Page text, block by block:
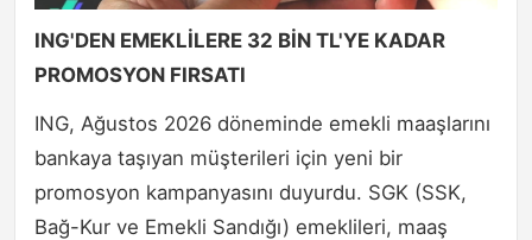
ING'DEN EMEKLİLERE 32 BİN TL'YE KADAR
PROMOSYON FIRSATI
ING, Ağustos 2026 döneminde emekli maaşlarını
bankaya taşıyan müşterileri için yeni bir
promosyon kampanyasını duyurdu. SGK (SSK,
Bağ-Kur ve Emekli Sandığı) emeklileri, maaş